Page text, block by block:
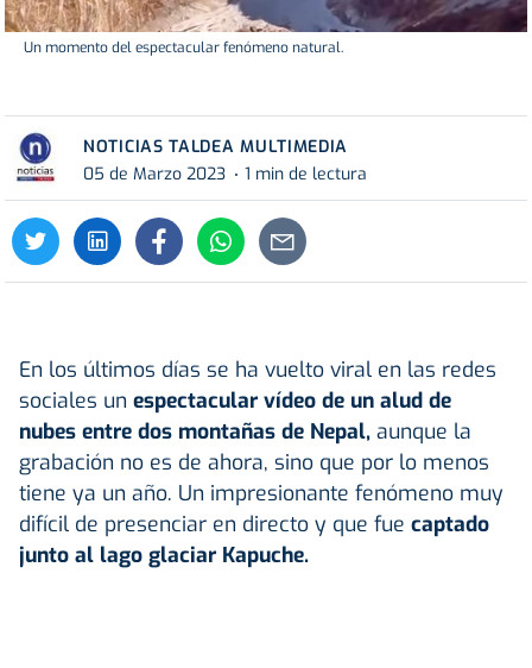
Un momento del espectacular fenómeno natural.
NOTICIAS TALDEA MULTIMEDIA
05 de Marzo 2023
1 min de lectura
En los últimos días se ha vuelto viral en las redes
sociales un espectacular vídeo de un alud de
nubes entre dos montañas de Nepal, aunque la
grabación no es de ahora, sino que por lo menos
tiene ya un año. Un impresionante fenómeno muy
difícil de presenciar en directo y que fue captado
junto al lago glaciar Kapuche.